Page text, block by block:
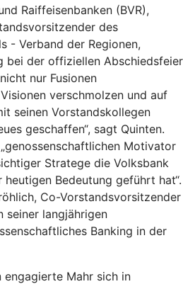
Raiffeisenbanken (BVR),
des
- Verband der Regionen,
bei der offiziellen Abschiedsfeier
nur Fusionen
verschmolzen und auf
seinen Vorstandskollegen
geschaffen“, sagt Quinten.
Motivator
Stratege die Volksbank
Bedeutung geführt hat“.
Co-Vorstandsvorsitzender
seiner langjährigen
Banking in der
engagierte Mahr sich in